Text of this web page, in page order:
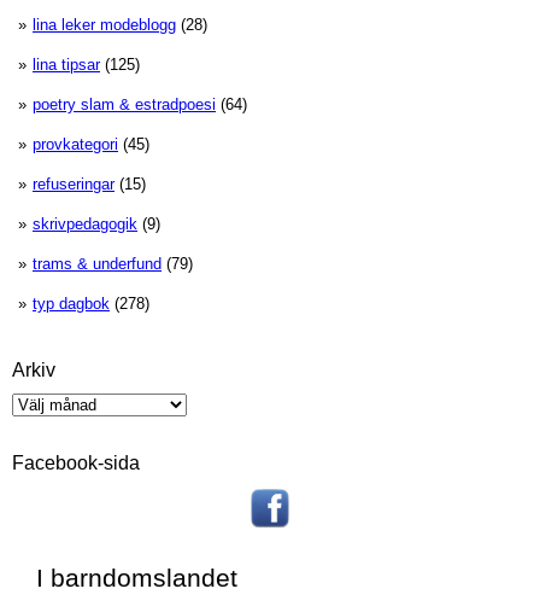
lina leker modeblogg (28)
lina tipsar(125)
poetry slam & estradpoesi (64)
provkategori (45)
refuseringar(15)
skrivpedagogik (9)
trams & underfund (79)
typ dagbok (278)
Arkiv
Arkiv
Facebook-sida
I barndomslandet